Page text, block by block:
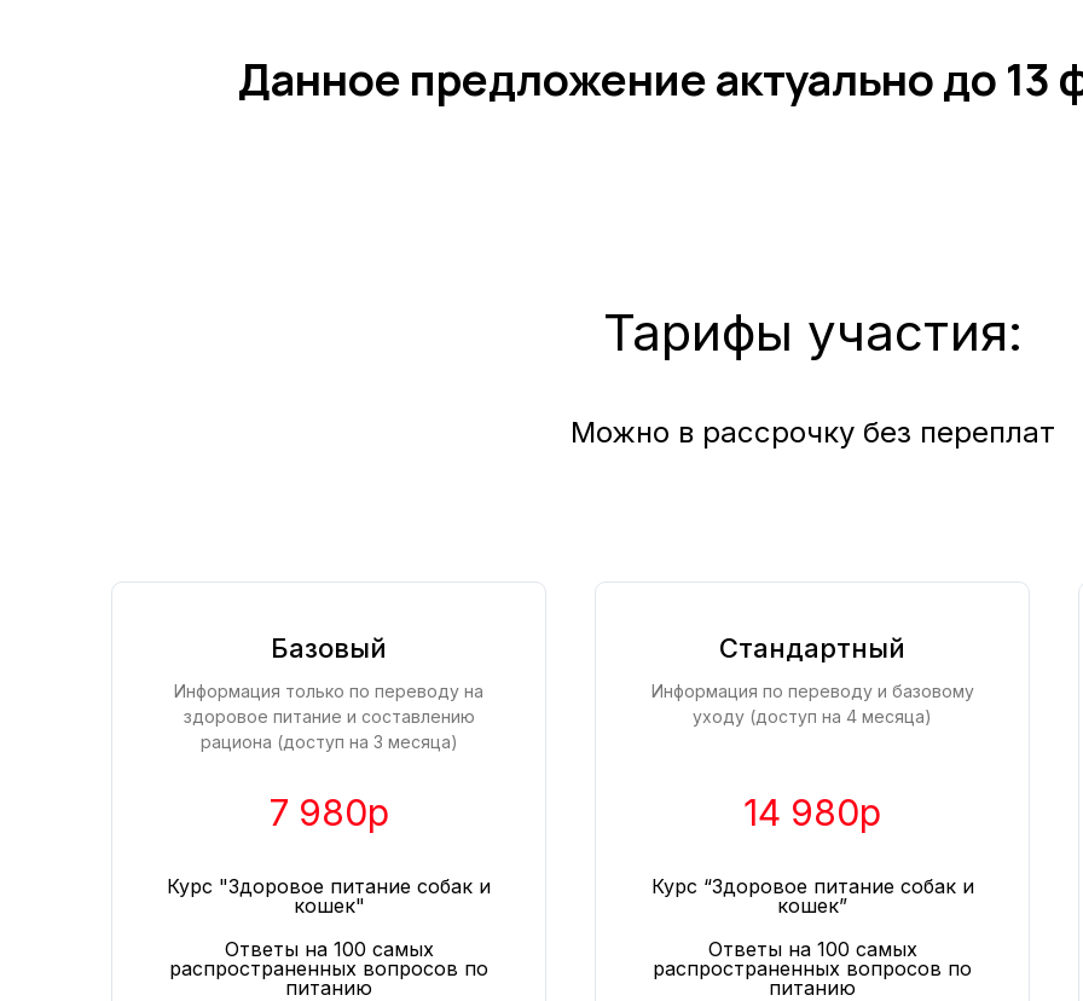
Данное предложение актуально до 13
Тарифы участия:
Можно в рассрочку без переплат
Базовый
Информация только по переводу на
здоровое питание и составлению
рациона (доступ на 3 месяца)
7 980р
Курс "Здоровое питание собак и
кошек"
Ответы на 100 самых
распространенных вопросов по
питанию
Стандартный
Информация по переводу и базовому
уходу (доступ на 4 месяца)
14 980р
Курс “Здоровое питание собак и
кошек”
Ответы на 100 самых
распространенных вопросов по
питанию